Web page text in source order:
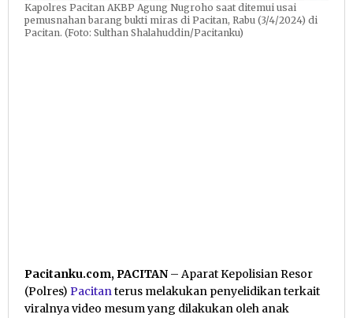
Kapolres Pacitan AKBP Agung Nugroho saat ditemui usai
pemusnahan barang bukti miras di Pacitan, Rabu (3/4/2024) di
Pacitan. (Foto: Sulthan Shalahuddin/Pacitanku)
Pacitanku.com, PACITAN – Aparat Kepolisian Resor
(Polres) Pacitanterus melakukan penyelidikan terkait
viralnya video mesum yang dilakukan oleh anak